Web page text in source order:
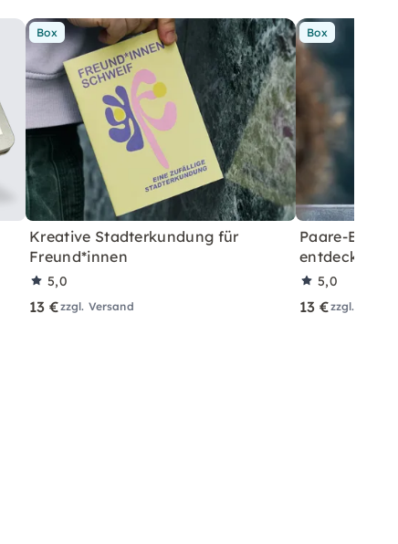
Box
Kreative Stadterkundung für
Freund*innen
5,0
13 €zzgl. Versand
Box
Paare-
entdecken
5,0
13 €zzgl.